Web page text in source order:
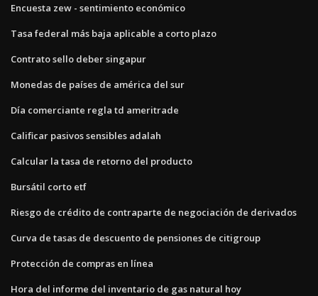
Encuesta zew - sentimiento económico
Tasa federal más baja aplicable a corto plazo
Contrato sello deber singapur
Monedas de países de américa del sur
Día comerciante regla td ameritrade
Calificar pasivos sensibles adalah
Calcular la tasa de retorno del producto
Bursátil corto etf
Riesgo de crédito de contraparte de negociación de derivados
Curva de tasas de descuento de pensiones de citigroup
Protección de compras en línea
Hora del informe del inventario de gas natural hoy